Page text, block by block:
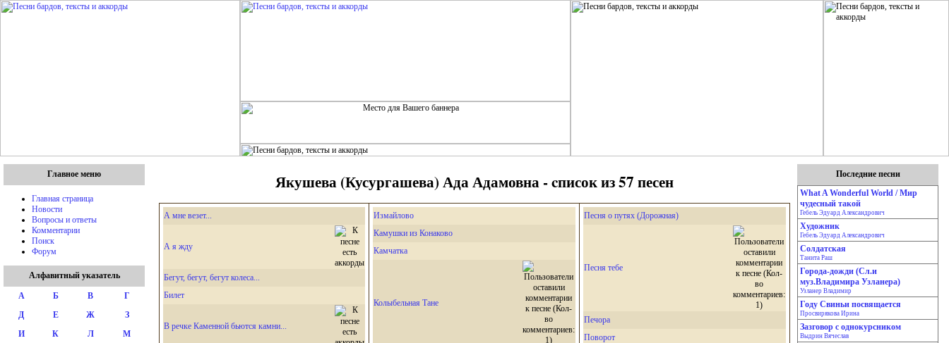
Главное меню
Главная страница
Новости
Вопросы и ответы
Комментарии
Поиск
Форум
Алфавитный указатель
А Б В
Г
Д
Е Ж
З
И
К Л
М
Якушева (Кусургашева) Ада Адамовна - cписок из 57 песен
А мне везет...
А я жду
Бегут, бегут, бегут колеса...
Билет
В речке Каменной бьются камни...
Измайлово
Камушки из Конаково
Камчатка
Колыбельная Тане
Песня о путях (Дорожная)
Песня тебе
Печора
Поворот
Последние песни
What A Wonderful World / Мир
чудесный такой
Гебель Эдуард Александрович
Художник
Гебель Эдуард Александрович
Солдатская
Танита Раш
Города-дожди (Сл.и
муз.Владимира Узланера)
Узланер Владимир
Году Свиньи посвящается
Просвирякова Ирина
Зазговор с однокурсником
Выдрин Вячеслав